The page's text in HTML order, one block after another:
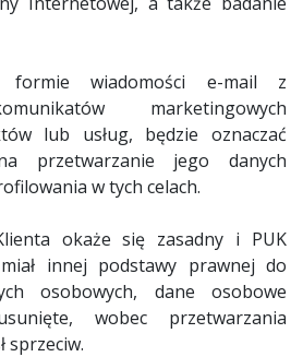
formie wiadomości e-mail z
marketingowych
lub usług, będzie oznaczać
przetwarzanie jego danych
w tych celach.
okaże się zasadny i PUK
innej podstawy prawnej do
osobowych, dane osobowe
wobec przetwarzania
sprzeciw.